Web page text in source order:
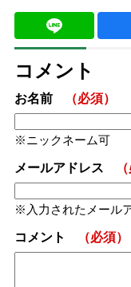
コメント
お名前 （必須）
ニックネーム可
メールアドレス
入力されたメール
コメント （必須）